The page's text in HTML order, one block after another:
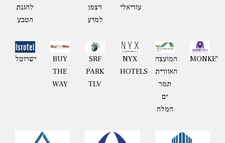
להגנת
הטבע
ויצמן
למדע
עזריאלי
ישרוטל
BUY
THE
WAY
SRF
PARK
TLV
NYX
HOTELS
המועצה
האזורית
תמר
ים
המלח